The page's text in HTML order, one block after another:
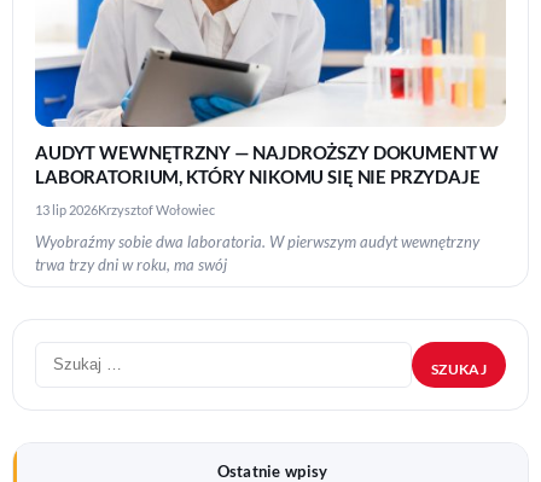
AUDYT WEWNĘTRZNY — NAJDROŻSZY DOKUMENT W
LABORATORIUM, KTÓRY NIKOMU SIĘ NIE PRZYDAJE
13 lip 2026Krzysztof Wołowiec
Wyobraźmy sobie dwa laboratoria. W pierwszym audyt wewnętrzny
trwa trzy dni w roku, ma swój
Szukaj:
Ostatnie wpisy